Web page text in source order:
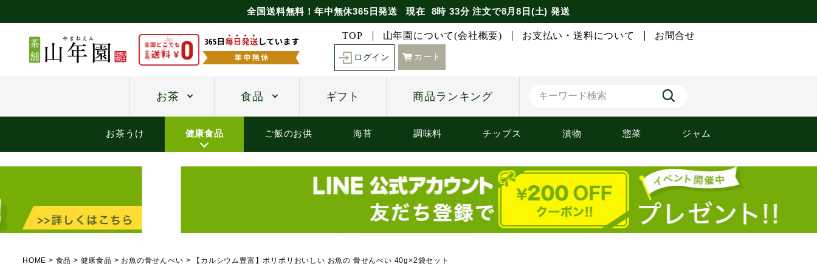
全国送料無料！年中無休365日発送 現在 8時 33分注文で8月8日(土) 発送
TOP 山年園について(会社概要) お支払い・送料について お問合せ
ログイン カート
お茶 食品 ギフト 商品ランキング
お茶うけ 健康食品 ご飯のお供 海苔 調味料 チップス 漬物 惣菜 ジャム
HOME 食品 健康食品 お魚の骨せんべい 【カルシウム豊富】ポリポリおいしい お魚の 骨せんべい 40g×2袋セット